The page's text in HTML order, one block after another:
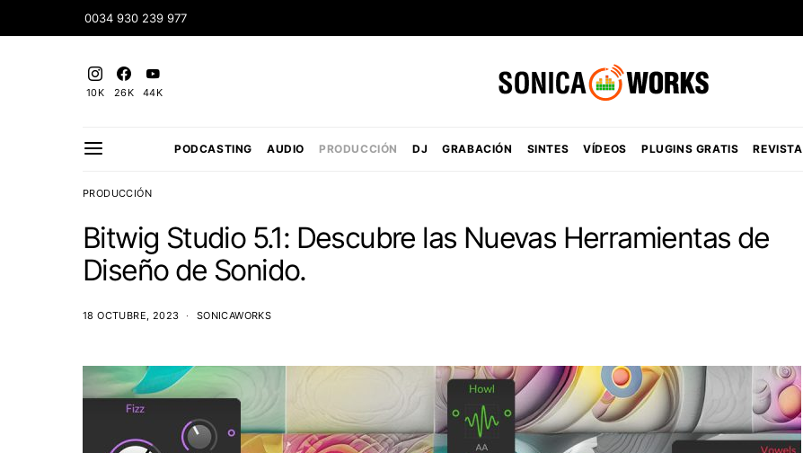
0034 930 239 977
10K 26K 44K
PODCASTING AUDIO PRODUCCIÓN DJ GRABACIÓN SINTES VÍDEOS PLUGINS GRATIS REVISTA
PRODUCCIÓN
Bitwig Studio 5.1: Descubre las Nuevas Herramientas de
Diseño de Sonido.
18 OCTUBRE, 2023 SONICAWORKS